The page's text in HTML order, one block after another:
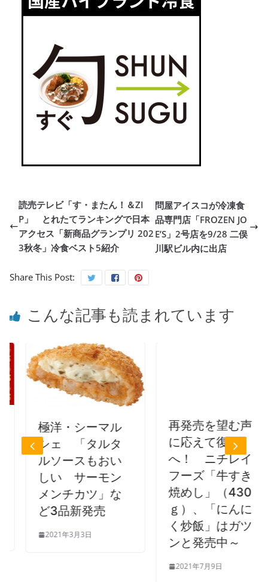
読売テレビ「す・またん！＆ZI
P」 とれたてランキングで日本
アクセス「新商品グランプリ 202
3秋冬」冷食ベスト5紹介
問屋アイスコが冷凍食
品専門店「FROZEN JO
E’S」2号店を9/28 二俣
川駅ビル内に出店
Share This Post:
こんな記事も読まれています
極洋・シーマル
シェ 「タルタ
ルソースもおい
しい サーモン
メンチカツ」な
ど3品新発売
2021年3月3日
再発売を望む声
に応えて復活
へ！ ニチレイ
フーズ「牛すき
焼めし」（430
ｇ）、「にんに
く炒飯」はガツ
ンと発売中～
2021年7月9日